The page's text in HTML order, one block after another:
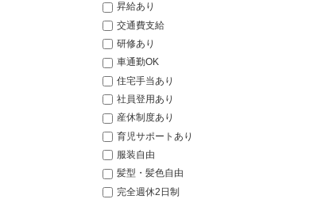
昇給あり
交通費支給
研修あり
車通勤OK
住宅手当あり
社員登用あり
産休制度あり
育児サポートあり
服装自由
髪型・髪色自由
完全週休2日制